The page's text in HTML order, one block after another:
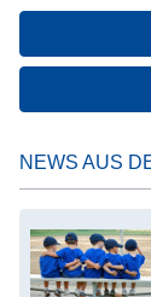
NEWS AUS